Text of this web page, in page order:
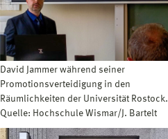
David Jammer während seiner
Promotionsverteidigung in den
Räumlichkeiten der Universität Rostock.
Quelle: Hochschule Wismar/J. Bartelt